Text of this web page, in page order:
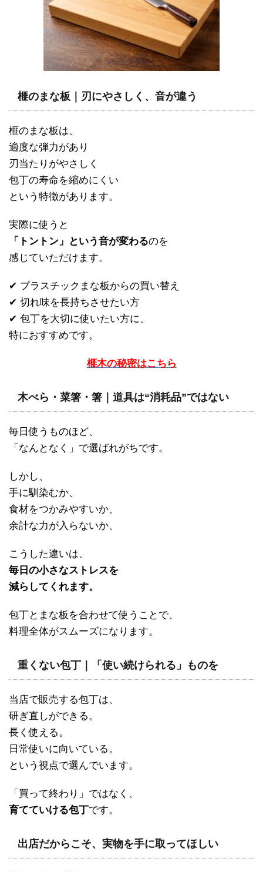
榧のまな板｜刃にやさしく、音が違う
榧のまな板は、
適度な弾力があり
刃当たりがやさしく
包丁の寿命を縮めにくい
という特徴があります。
実際に使うと
「トントン」という音が変わるのを
感じていただけます。
✔ プラスチックまな板からの買い替え
✔ 切れ味を長持ちさせたい方
✔ 包丁を大切に使いたい方に、
特におすすめです。
榧木の秘密はこちら
木べら・菜箸・箸｜道具は“消耗品”ではない
毎日使うものほど、
「なんとなく」で選ばれがちです。
しかし、
手に馴染むか、
食材をつかみやすいか、
余計な力が入らないか、
こうした違いは、
毎日の小さなストレスを
減らしてくれます。
包丁とまな板を合わせて使うことで、
料理全体がスムーズになります。
重くない包丁｜「使い続けられる」ものを
当店で販売する包丁は、
研ぎ直しができる。
長く使える。
日常使いに向いている。
という視点で選んでいます。
「買って終わり」ではなく、
育てていける包丁です。
出店だからこそ、実物を手に取ってほしい